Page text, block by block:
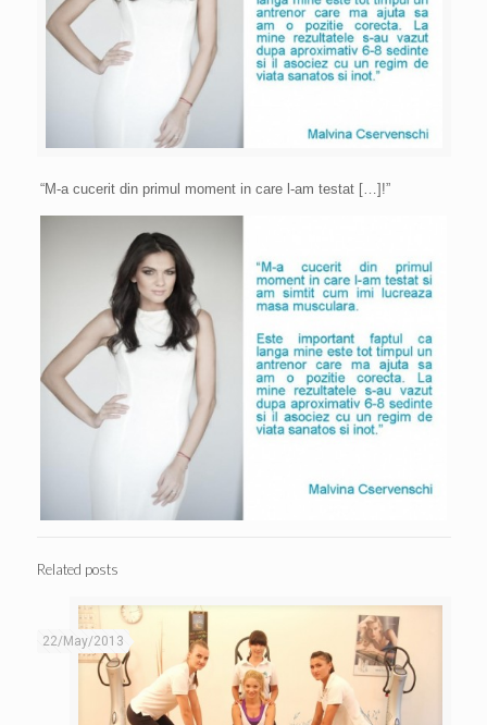
“M-a cucerit din primul moment in care l-am testat […]!”
Related posts
22/May/2013